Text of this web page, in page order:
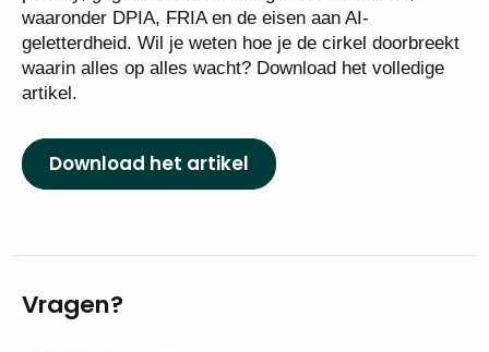
waaronder DPIA, FRIA en de eisen aan AI-
geletterdheid. Wil je weten hoe je de cirkel doorbreekt
waarin alles op alles wacht? Download het volledige
artikel.
Download het artikel
Vragen?